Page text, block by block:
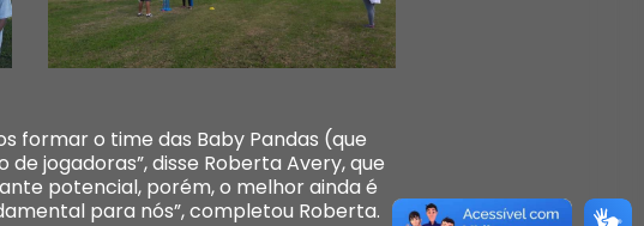
formar o time das Baby Pandas (que
jogadoras”, disse Roberta Avery, que
potencial, porém, o melhor ainda é
para nós”, completou Roberta.